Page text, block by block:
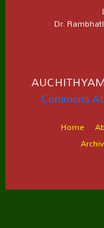
Dr.
Commons
Home